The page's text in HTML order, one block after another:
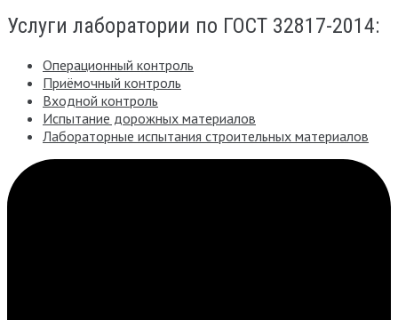
Услуги лаборатории по ГОСТ 32817-2014:
Операционный контроль
Приёмочный контроль
Входной контроль
Испытание дорожных материалов
Лабораторные испытания строительных материалов